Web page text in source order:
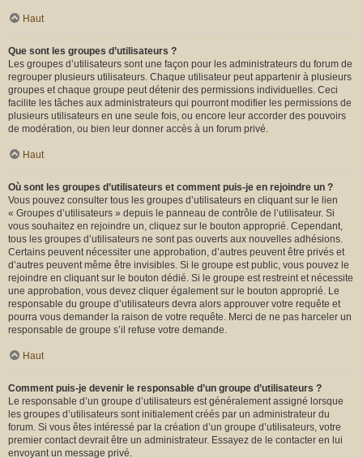
Haut
Que sont les groupes d’utilisateurs ?
Les groupes d’utilisateurs sont une façon pour les administrateurs du forum de
regrouper plusieurs utilisateurs. Chaque utilisateur peut appartenir à plusieurs
groupes et chaque groupe peut détenir des permissions individuelles. Ceci
facilite les tâches aux administrateurs qui pourront modifier les permissions de
plusieurs utilisateurs en une seule fois, ou encore leur accorder des pouvoirs
de modération, ou bien leur donner accès à un forum privé.
Haut
Où sont les groupes d’utilisateurs et comment puis-je en rejoindre un ?
Vous pouvez consulter tous les groupes d’utilisateurs en cliquant sur le lien
« Groupes d’utilisateurs » depuis le panneau de contrôle de l’utilisateur. Si
vous souhaitez en rejoindre un, cliquez sur le bouton approprié. Cependant,
tous les groupes d’utilisateurs ne sont pas ouverts aux nouvelles adhésions.
Certains peuvent nécessiter une approbation, d’autres peuvent être privés et
d’autres peuvent même être invisibles. Si le groupe est public, vous pouvez le
rejoindre en cliquant sur le bouton dédié. Si le groupe est restreint et nécessite
une approbation, vous devez cliquer également sur le bouton approprié. Le
responsable du groupe d’utilisateurs devra alors approuver votre requête et
pourra vous demander la raison de votre requête. Merci de ne pas harceler un
responsable de groupe s’il refuse votre demande.
Haut
Comment puis-je devenir le responsable d’un groupe d’utilisateurs ?
Le responsable d’un groupe d’utilisateurs est généralement assigné lorsque
les groupes d’utilisateurs sont initialement créés par un administrateur du
forum. Si vous êtes intéressé par la création d’un groupe d’utilisateurs, votre
premier contact devrait être un administrateur. Essayez de le contacter en lui
envoyant un message privé.